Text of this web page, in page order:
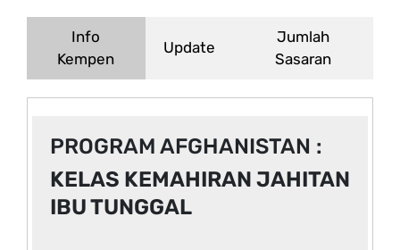
Info
Kempen
Update
Jumlah
Sasaran
PROGRAM AFGHANISTAN :
KELAS KEMAHIRAN JAHITAN
IBU TUNGGAL